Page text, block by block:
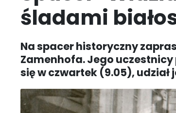
śladami
Na spacer historyczny
Zamenhofa. Jego
się w czwartek (9.05), udział